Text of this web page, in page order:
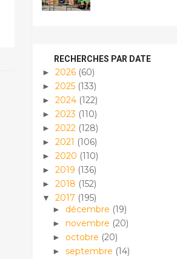
RECHERCHES PAR DATE
► 2026 (60)
► 2025 (133)
► 2024 (122)
► 2023 (110)
► 2022 (128)
► 2021 (106)
► 2020 (110)
► 2019 (136)
► 2018 (152)
▼ 2017 (195)
► décembre (19)
► novembre (20)
► octobre (20)
► septembre (14)